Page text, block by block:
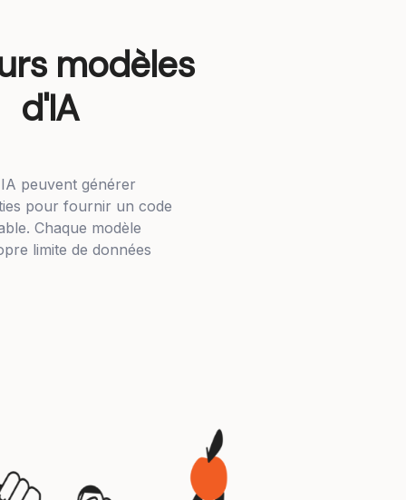
modèles
d'IA
peuvent générer
pour fournir un code
Chaque modèle
limite de données